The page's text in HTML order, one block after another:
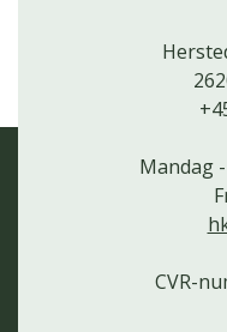
Mandag
CVR-